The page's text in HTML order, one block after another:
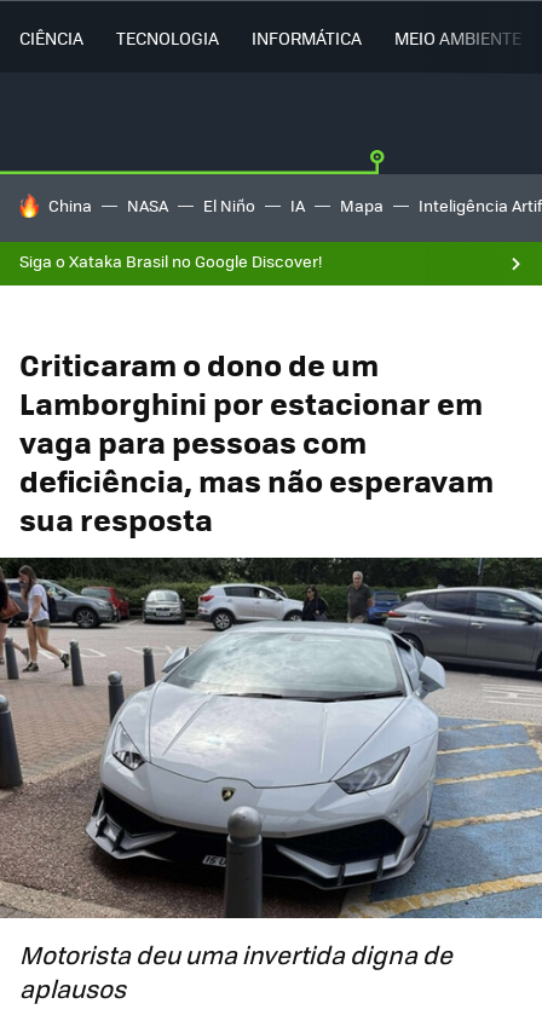
CIÊNCIA TECNOLOGIA INFORMÁTICA MEIO AMBIENTE
TENDÊNCIAS DO DIA
China NASA El Niño IA Mapa Inteligência
Siga o Xataka Brasil no Google Discover!
Criticaram o dono de um
Lamborghini por estacionar em
vaga para pessoas com
deficiência, mas não esperavam
sua resposta
Motorista deu uma invertida digna de
aplausos